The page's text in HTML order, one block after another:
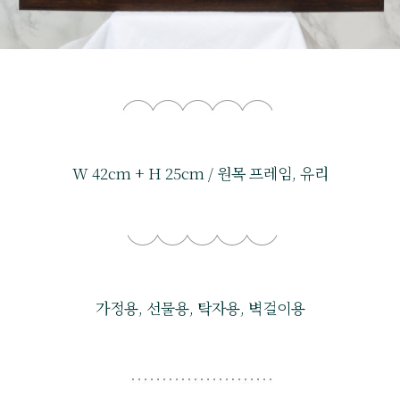
W 42cm + H 25cm / 원목 프레임, 유리
가정용, 선물용, 탁자용, 벽걸이용